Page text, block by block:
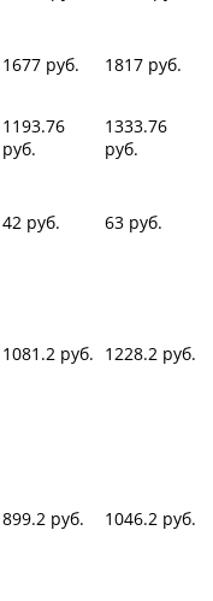
1677 руб. 1817 руб.
1193.76
руб.
1333.76
руб.
42 руб. 63 руб.
1081.2 руб. 1228.2 руб.
899.2 руб. 1046.2 руб.